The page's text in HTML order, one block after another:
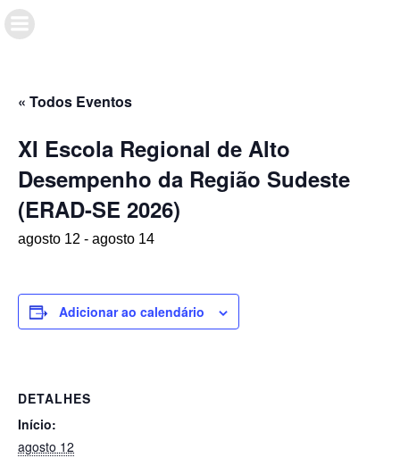
« Todos Eventos
XI Escola Regional de Alto
Desempenho da Região Sudeste
(ERAD-SE 2026)
agosto 12 - agosto 14
Adicionar ao calendário
DETALHES
Início:
agosto 12